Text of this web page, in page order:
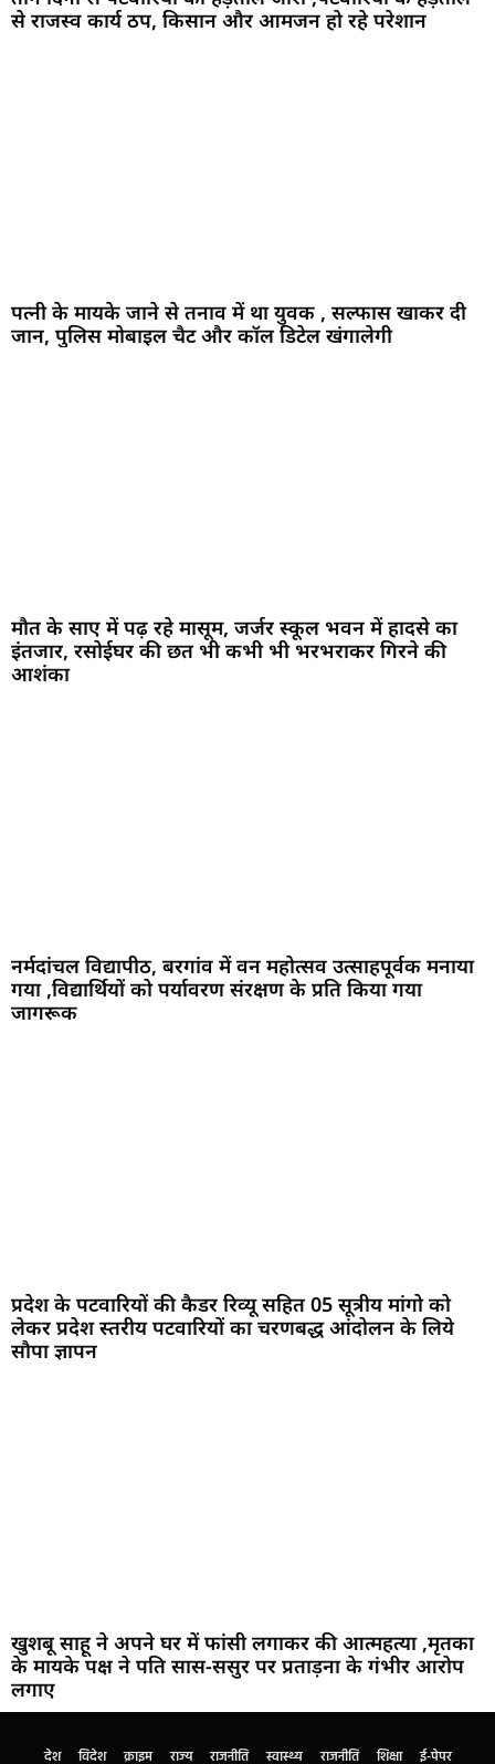
से राजस्व कार्य ठप, किसान और आमजन हो रहे परेशान
पत्नी के मायके जाने से तनाव में था युवक , सल्फास खाकर दी
जान, पुलिस मोबाइल चैट और कॉल डिटेल खंगालेगी
मौत के साए में पढ़ रहे मासूम, जर्जर स्कूल भवन में हादसे का
इंतजार, रसोईघर की छत भी कभी भी भरभराकर गिरने की
आशंका
नर्मदांचल विद्यापीठ, बरगांव में वन महोत्सव उत्साहपूर्वक मनाया
गया ,विद्यार्थियों को पर्यावरण संरक्षण के प्रति किया गया
जागरूक
प्रदेश के पटवारियों की कैडर रिव्यू सहित 05 सूत्रीय मांगो को
लेकर प्रदेश स्तरीय पटवारियों का चरणबद्ध आंदोलन के लिये
सौपा ज्ञापन
खुशबू साहू ने अपने घर में फांसी लगाकर की आत्महत्या ,मृतका
के मायके पक्ष ने पति सास-ससुर पर प्रताड़ना के गंभीर आरोप
लगाए
देश विदेश क्राइम राज्य राजनीति स्वास्थ्य राजनीति शिक्षा ई-पेपर